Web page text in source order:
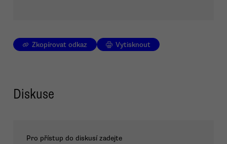
Zkopírovat odkaz Vytisknout
Diskuse
Pro přístup do diskusí zadejte